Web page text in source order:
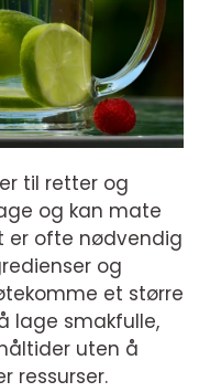
til retter og
og kan mate
er ofte nødvendig
og
et større
lage smakfulle,
uten å
ressurser.